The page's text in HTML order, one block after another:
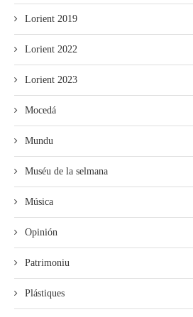
Lorient 2019
Lorient 2022
Lorient 2023
Mocedá
Mundu
Muséu de la selmana
Música
Opinión
Patrimoniu
Plástiques